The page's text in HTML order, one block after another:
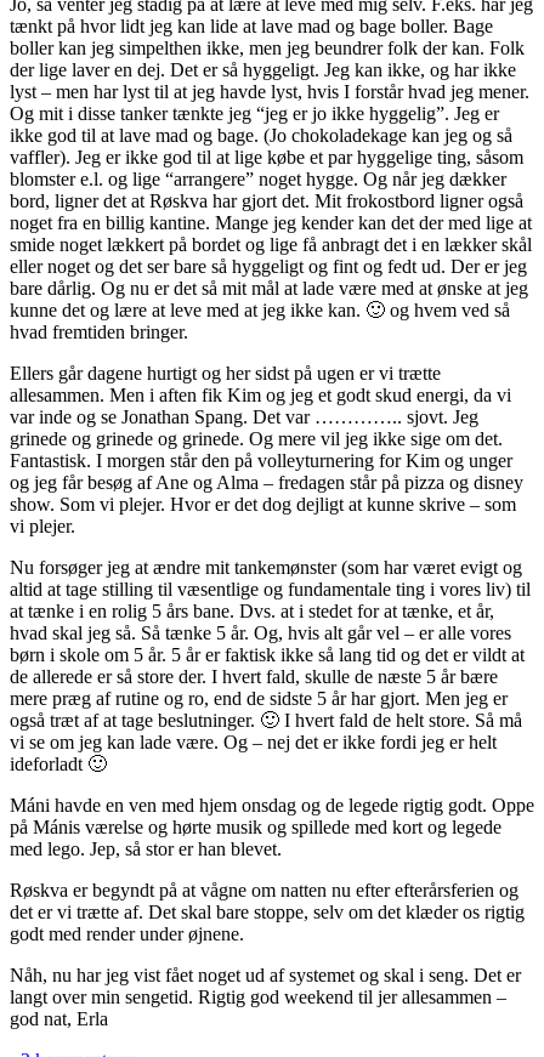
tænkt på hvor lidt jeg kan lide at lave mad og bage boller. Bage
boller kan jeg simpelthen ikke, men jeg beundrer folk der kan. Folk
der lige laver en dej. Det er så hyggeligt. Jeg kan ikke, og har ikke
lyst – men har lyst til at jeg havde lyst, hvis I forstår hvad jeg mener.
Og mit i disse tanker tænkte jeg “jeg er jo ikke hyggelig”. Jeg er
ikke god til at lave mad og bage. (Jo chokoladekage kan jeg og så
vaffler). Jeg er ikke god til at lige købe et par hyggelige ting, såsom
blomster e.l. og lige “arrangere” noget hygge. Og når jeg dækker
bord, ligner det at Røskva har gjort det. Mit frokostbord ligner også
noget fra en billig kantine. Mange jeg kender kan det der med lige at
smide noget lækkert på bordet og lige få anbragt det i en lækker skål
eller noget og det ser bare så hyggeligt og fint og fedt ud. Der er jeg
bare dårlig. Og nu er det så mit mål at lade være med at ønske at jeg
kunne det og lære at leve med at jeg ikke kan. 🙂 og hvem ved så
hvad fremtiden bringer.
Ellers går dagene hurtigt og her sidst på ugen er vi trætte
allesammen. Men i aften fik Kim og jeg et godt skud energi, da vi
var inde og se Jonathan Spang. Det var ………….. sjovt. Jeg
grinede og grinede og grinede. Og mere vil jeg ikke sige om det.
Fantastisk. I morgen står den på volleyturnering for Kim og unger
og jeg får besøg af Ane og Alma – fredagen står på pizza og disney
show. Som vi plejer. Hvor er det dog dejligt at kunne skrive – som
vi plejer.
Nu forsøger jeg at ændre mit tankemønster (som har været evigt og
altid at tage stilling til væsentlige og fundamentale ting i vores liv) til
at tænke i en rolig 5 års bane. Dvs. at i stedet for at tænke, et år,
hvad skal jeg så. Så tænke 5 år. Og, hvis alt går vel – er alle vores
børn i skole om 5 år. 5 år er faktisk ikke så lang tid og det er vildt at
de allerede er så store der. I hvert fald, skulle de næste 5 år bære
mere præg af rutine og ro, end de sidste 5 år har gjort. Men jeg er
også træt af at tage beslutninger. 🙂 I hvert fald de helt store. Så må
vi se om jeg kan lade være. Og – nej det er ikke fordi jeg er helt
ideforladt 🙂
Máni havde en ven med hjem onsdag og de legede rigtig godt. Oppe
på Mánis værelse og hørte musik og spillede med kort og legede
med lego. Jep, så stor er han blevet.
Røskva er begyndt på at vågne om natten nu efter efterårsferien og
det er vi trætte af. Det skal bare stoppe, selv om det klæder os rigtig
godt med render under øjnene.
Nåh, nu har jeg vist fået noget ud af systemet og skal i seng. Det er
langt over min sengetid. Rigtig god weekend til jer allesammen –
god nat, Erla